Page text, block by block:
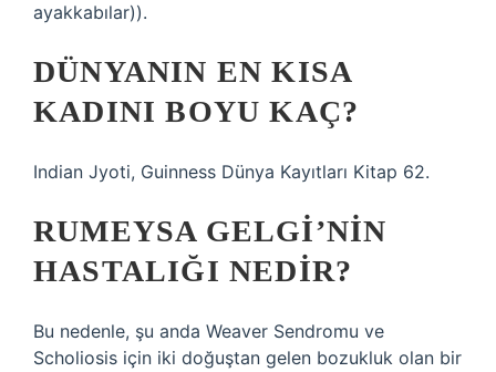
ayakkabılar)).
DÜNYANIN EN KISA
KADINI BOYU KAÇ?
Indian Jyoti, Guinness Dünya Kayıtları Kitap 62.
RUMEYSA GELGI’NIN
HASTALIĞI NEDIR?
Bu nedenle, şu anda Weaver Sendromu ve
Scholiosis için iki doğuştan gelen bozukluk olan bir